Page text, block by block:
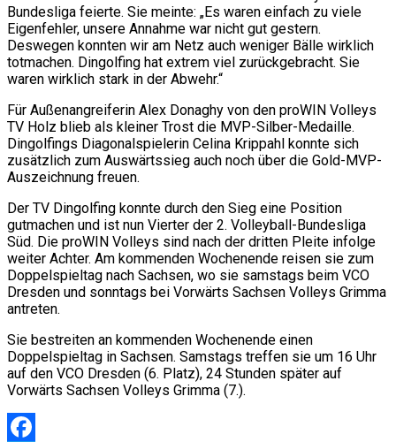
Bundesliga feierte. Sie meinte: „Es waren einfach zu viele
Eigenfehler, unsere Annahme war nicht gut gestern.
Deswegen konnten wir am Netz auch weniger Bälle wirklich
totmachen. Dingolfing hat extrem viel zurückgebracht. Sie
waren wirklich stark in der Abwehr.“
Für Außenangreiferin Alex Donaghy von den proWIN Volleys
TV Holz blieb als kleiner Trost die MVP-Silber-Medaille.
Dingolfings Diagonalspielerin Celina Krippahl konnte sich
zusätzlich zum Auswärtssieg auch noch über die Gold-MVP-
Auszeichnung freuen.
Der TV Dingolfing konnte durch den Sieg eine Position
gutmachen und ist nun Vierter der 2. Volleyball-Bundesliga
Süd. Die proWIN Volleys sind nach der dritten Pleite infolge
weiter Achter. Am kommenden Wochenende reisen sie zum
Doppelspieltag nach Sachsen, wo sie samstags beim VCO
Dresden und sonntags bei Vorwärts Sachsen Volleys Grimma
antreten.
Sie bestreiten an kommenden Wochenende einen
Doppelspieltag in Sachsen. Samstags treffen sie um 16 Uhr
auf den VCO Dresden (6. Platz), 24 Stunden später auf
Vorwärts Sachsen Volleys Grimma (7.).